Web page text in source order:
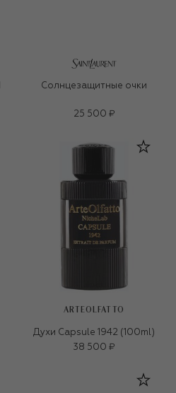
Солнцезащитные очки
25 500 ₽
ARTEOLFATTO
Духи Capsule 1942 (100ml)
38 500 ₽